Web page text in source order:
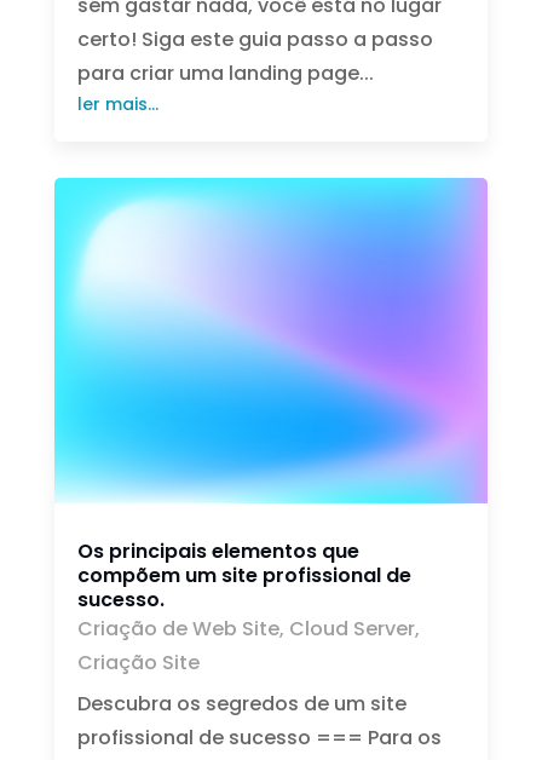
certo! Siga este guia passo a passo
para criar uma landing page...
ler mais...
Os principais elementos que
compõem um site profissional de
sucesso.
Criação de Web Site, Cloud Server,
Criação Site
Descubra os segredos de um site
profissional de sucesso === Para os